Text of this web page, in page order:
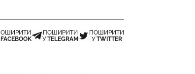
FACEBOOK
ПОШИРИТИ
УTELEGRAM
ПОШИРИТИ
УTWITTER